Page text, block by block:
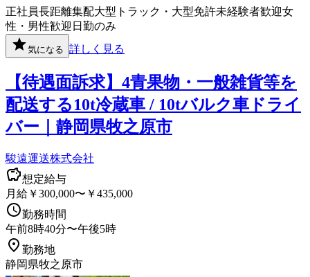
正社員長距離集配大型トラック・大型免許未経験者歓迎女
性・男性歓迎 日勤のみ
気になる 詳しく見る
【待遇面訴求】4青果物・一般雑貨等を
配送する10t冷蔵車 / 10tバルク車ドライ
バー｜静岡県牧之原市
駿遠運送株式会社
想定給与
月給￥300,000〜￥435,000
勤務時間
午前8時40分〜午後5時
勤務地
静岡県牧之原市